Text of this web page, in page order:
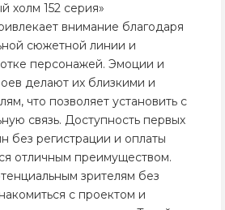
холм 152 серия»
внимание благодаря
сюжетной линии и
персонажей. Эмоции и
делают их близкими и
что позволяет установить с
связь. Доступность первых
без регистрации и оплаты
отличным преимуществом.
зрителям без
с проектом и